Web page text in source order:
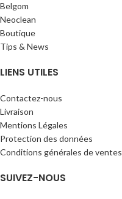
Belgom
Neoclean
Boutique
Tips & News
LIENS UTILES
Contactez-nous
Livraison
Mentions Légales
Protection des données
Conditions générales de ventes
SUIVEZ-NOUS